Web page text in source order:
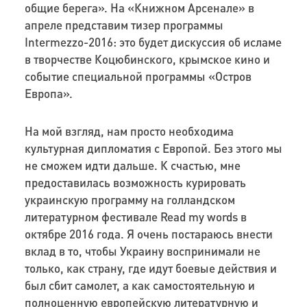
общие берега». На «Книжном Арсенале» в
апреле представим тизер программы
Intermezzo-2016: это будет дискуссия об исламе
в творчестве Коцюбинского, крымское кино и
событие специальной программы «Остров
Европа».
На мой взгляд, нам просто необходима
культурная дипломатия с Европой. Без этого мы
не сможем идти дальше. К счастью, мне
предоставилась возможность курировать
украинскую программу на голландском
литературном фестивале Read my wordsв
октябре 2016 года. Я очень постараюсь внести
вклад в то, чтобы Украину воспринимали не
только, как страну, где идут боевые действия и
был сбит самолет, а как самостоятельную и
полноценную европейскую литературную и